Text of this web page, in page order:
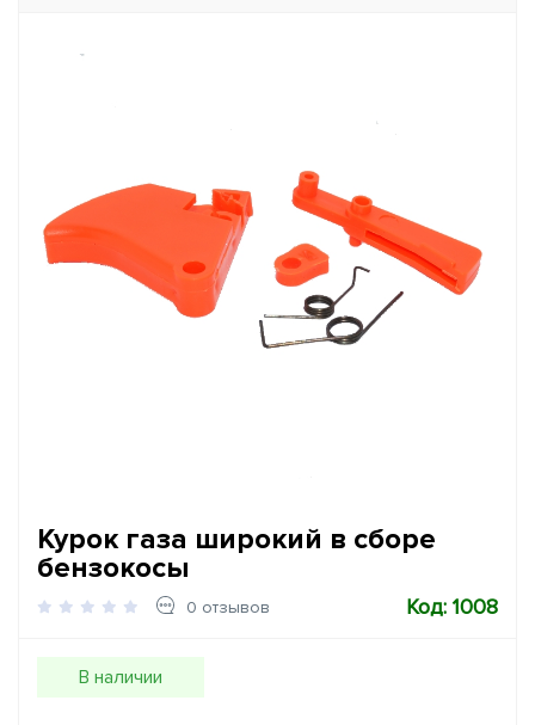
Курок газа широкий в сборе
бензокосы
0 отзывов Код: 1008
В наличии